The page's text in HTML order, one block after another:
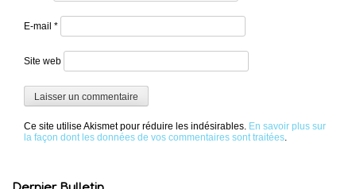
E-mail *
Site web
Ce site utilise Akismet pour réduire les indésirables. En savoir plus sur
la façon dont les données de vos commentaires sont traitées.